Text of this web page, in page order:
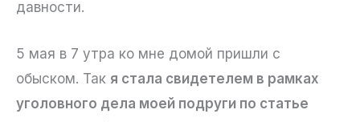
давности.
5 мая в 7 утра ко мне домой пришли с
обыском. Так я стала свидетелем в рамках
уголовного дела моей подруги по статье